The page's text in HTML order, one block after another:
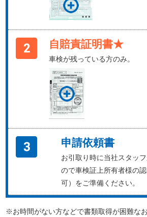
自賠責証明書★
車検が残っている方のみ。
申請依頼書
お引取り時に当社スタッ
ので車検証上所有者様の
可）をご準備ください。
※お時間がない方などで書類取得が困難な